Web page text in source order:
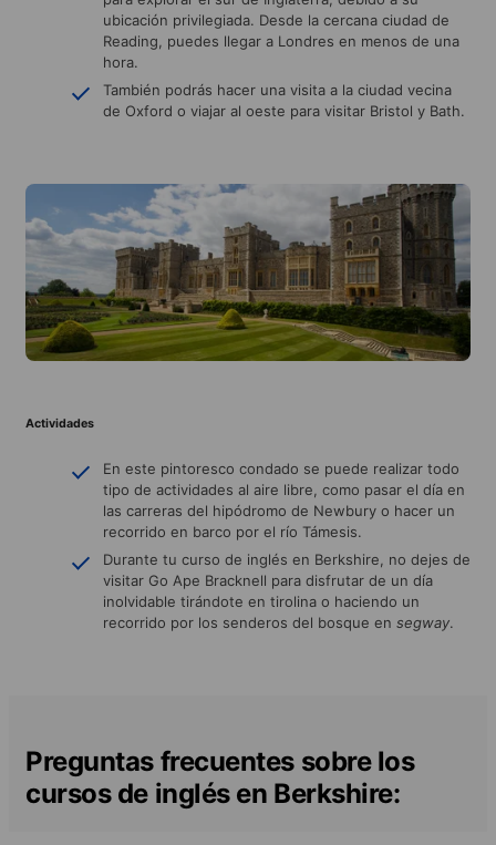
ubicación privilegiada. Desde la cercana ciudad de
Reading, puedes llegar a Londres en menos de una
hora.
También podrás hacer una visita a la ciudad vecina
de Oxford o viajar al oeste para visitar Bristol y Bath.
Actividades
En este pintoresco condado se puede realizar todo
tipo de actividades al aire libre, como pasar el día en
las carreras del hipódromo de Newbury o hacer un
recorrido en barco por el río Támesis.
Durante tu curso de inglés en Berkshire, no dejes de
visitar Go Ape Bracknell para disfrutar de un día
inolvidable tirándote en tirolina o haciendo un
recorrido por los senderos del bosque en segway.
Preguntas frecuentes sobre los
cursos de inglés en Berkshire: